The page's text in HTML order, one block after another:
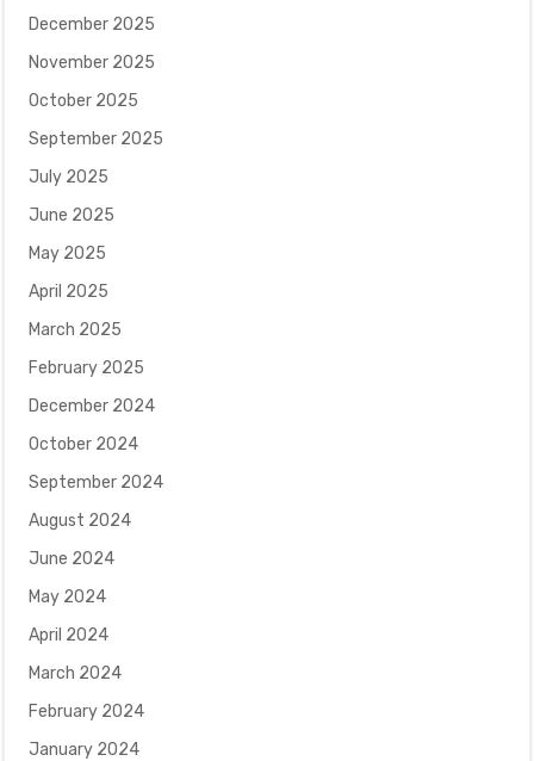
December 2025
November 2025
October 2025
September 2025
July 2025
June 2025
May 2025
April 2025
March 2025
February 2025
December 2024
October 2024
September 2024
August 2024
June 2024
May 2024
April 2024
March 2024
February 2024
January 2024